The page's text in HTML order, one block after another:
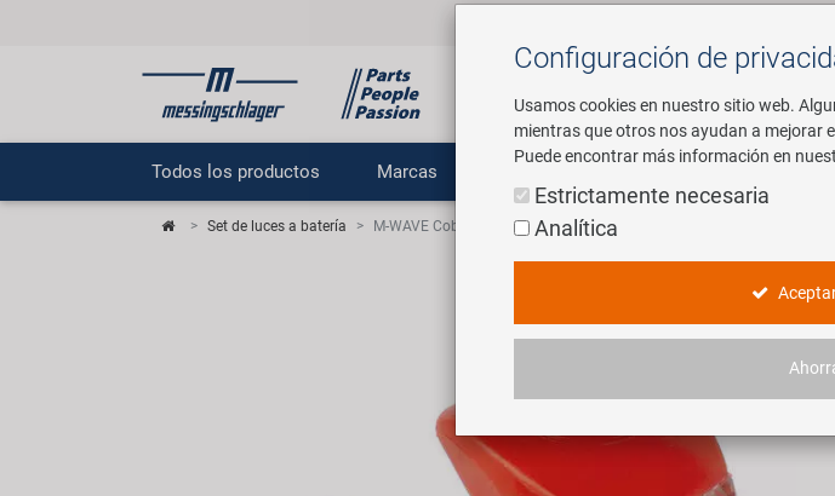
Todos los productos Marcas
Set de luces a batería M-WAVE Cobra IV Luz intermitente de la batería set
Configuración de
Usamos cookies en nuestro sitio web.
mientras que otros nos ayudan a mejorar
Puede encontrar más información en
Estrictamente necesaria
Analítica